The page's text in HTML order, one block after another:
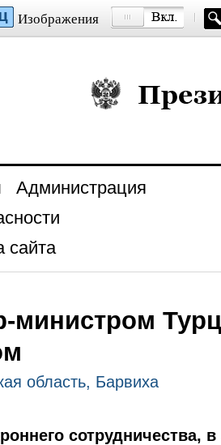
Изображения
Президент
Администрация
сайта
министром
область, Барвиха
сотрудничества, в